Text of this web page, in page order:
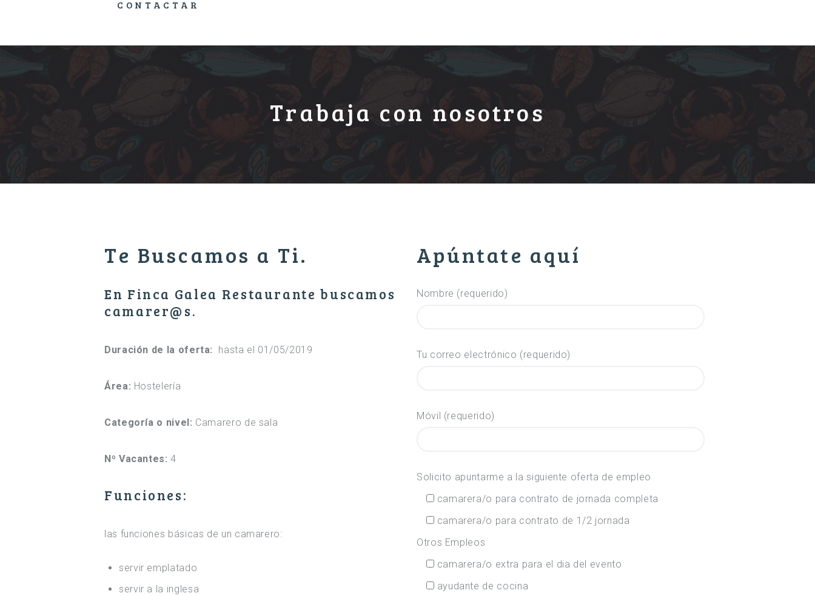
CONTACTAR
Trabaja con nosotros
Te Buscamos a Ti.
En Finca Galea Restaurante buscamos
camarer@s.
Duración de la oferta: hasta el 01/05/2019
Área: Hostelería
Categoría o nivel: Camarero de sala
Nº Vacantes: 4
Funciones:
las funciones básicas de un camarero:
servir emplatado
servir a la inglesa
Apúntate aquí
Nombre (requerido)
Tu correo electrónico (requerido)
Móvil (requerido)
Solicito apuntarme a la siguiente oferta de empleo
camarera/o para contrato de jornada completa
camarera/o para contrato de 1/2 jornada
Otros Empleos
camarera/o extra para el dia del evento
ayudante de cocina